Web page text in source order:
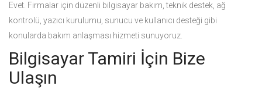
Evet. Firmalar için düzenli bilgisayar bakım, teknik destek, ağ
kontrolü, yazıcı kurulumu, sunucu ve kullanıcı desteği gibi
konularda bakım anlaşması hizmeti sunuyoruz.
Bilgisayar Tamiri İçin Bize
Ulaşın